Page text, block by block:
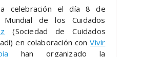
celebración el día 8 de
de los Cuidados
(Sociedad de Cuidados
en colaboración conVivir
han organizado la